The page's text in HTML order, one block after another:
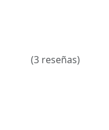
(3 reseñas)